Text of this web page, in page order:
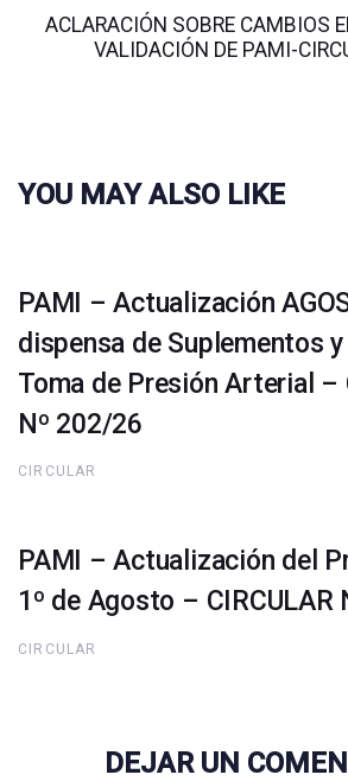
artículo
ACLARACIÓN SOBRE CAMBIOS
VALIDACIÓN DE PAMI-
YOU MAY ALSO LIKE
PAMI – Actualización
dispensa de Suplementos
Toma de Presión Arterial –
Nº 202/26
CIRCULAR
PAMI – Actualización del
1º de Agosto – CIRCULAR
CIRCULAR
DEJAR UN